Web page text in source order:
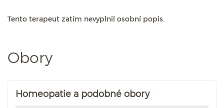
Tento terapeut zatím nevyplnil osobní popis.
Obory
Homeopatie a podobné obory